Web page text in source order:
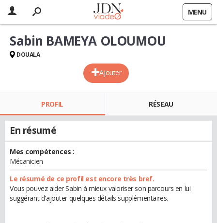
MENU
Ajouter
Sabin BAMEYA OLOUMOU
DOUALA
PROFIL RÉSEAU
En résumé
Mes compétences :
Mécanicien
Le résumé de ce profil est encore très bref.
Vous pouvez aider Sabin à mieux valoriser son parcours en lui
suggérant d'ajouter quelques détails supplémentaires.